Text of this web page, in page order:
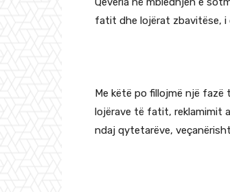
fatit dhe lojërat zbavitëse, i
Me këtë po fillojmë një fazë
lojërave të fatit, reklamimit
ndaj qytetarëve,